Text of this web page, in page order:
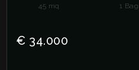
45 mq 1
€ 34.000